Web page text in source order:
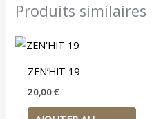
Produits similaires
ZEN’HIT 19
20,00€